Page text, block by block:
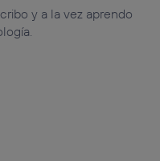
y a la vez aprendo